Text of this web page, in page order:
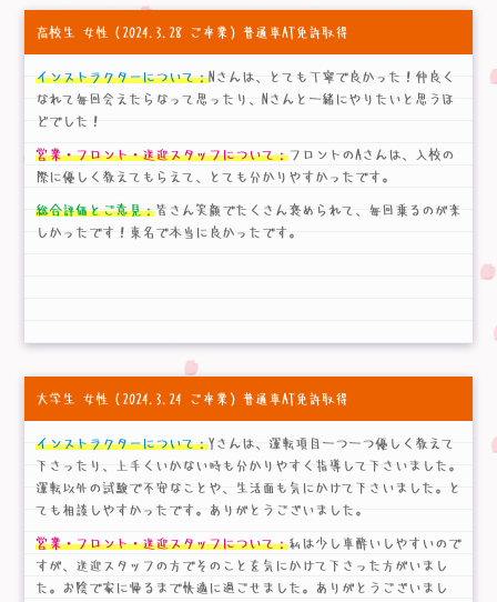
高校生 女性 （2024.3.28 ご卒業）普通車AT免許取得
インストラクターについて：Nさんは、とても丁寧で良かった！仲良く
なれて毎回会えたらなって思ったり、Nさんと一緒にやりたいと思うほ
どでした！
営業・フロント・送迎スタッフについて：フロントのAさんは、入校の
際に優しく教えてもらえて、とても分かりやすかったです。
総合評価とご意見：皆さん笑顔でたくさん褒められて、毎回乗るのが楽
しかったです！東名で本当に良かったです。
大学生 女性 （2024.3.24 ご卒業）普通車AT免許取得
インストラクターについて：Yさんは、運転項目一つ一つ優しく教えて
下さったり、上手くいかない時も分かりやすく指導して下さいました。
運転以外の試験で不安なことや、生活面も気にかけて下さいました。と
ても相談しやすかったです。ありがとうございました。
営業・フロント・送迎スタッフについて：私は少し車酔いしやすいので
すが、送迎スタッフの方でそのことを気にかけて下さった方がいまし
た。お陰で家に帰るまで快適に過ごせました。ありがとうございまし